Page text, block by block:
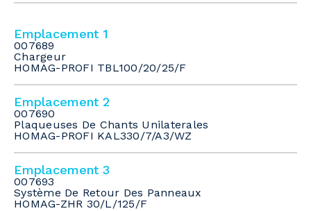
Emplacement 1
007689
Chargeur
HOMAG-PROFI TBL100/20/25/F
Emplacement 2
007690
Plaqueuses De Chants Unilaterales
HOMAG-PROFI KAL330/7/A3/WZ
Emplacement 3
007693
Système De Retour Des Panneaux
HOMAG-ZHR 30/L/125/F